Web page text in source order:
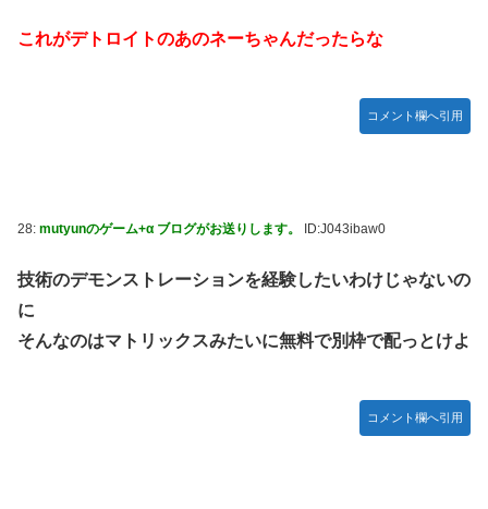
これがデトロイトのあのネーちゃんだったらな
コメント欄へ引用
28: mutyunのゲーム+α ブログがお送りします。 ID:J043ibaw0
技術のデモンストレーションを経験したいわけじゃないの
に
そんなのはマトリックスみたいに無料で別枠で配っとけよ
コメント欄へ引用